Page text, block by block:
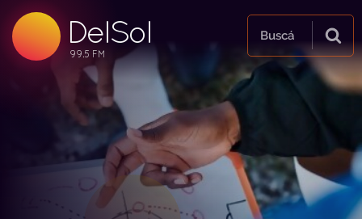
DelSol
99.5 FM
99.5 FM
99.5 FM
Buscá